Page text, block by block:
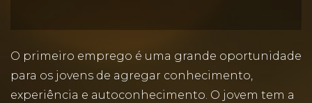
O primeiro emprego é uma grande oportunidade
para os jovens de agregar conhecimento,
experiência e autoconhecimento. O jovem tem a